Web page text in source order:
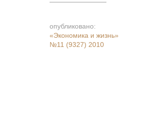
опубликовано:
«Экономика и жизнь»
№11 (9327) 2010